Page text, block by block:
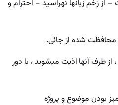
زخم زبانها نهراسید – احترام و
محافظت شده از جائی.
طرف آنها اذیت میشوید ، با دور
بودن موضوع و پروژه